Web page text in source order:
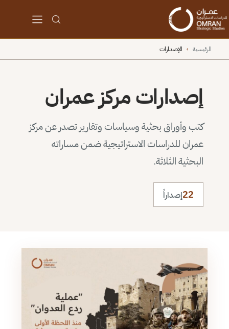
الرئيسية › الإصدارات
إصدارات مركز عمران
كتب وأوراق بحثية وسياسات وتقارير تصدر عن مركز
عمران للدراسات الاستراتيجية ضمن مساراته
البحثية الثلاثة.
22إصداراً